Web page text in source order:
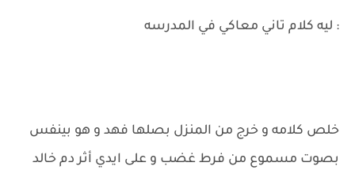
: ليه كلام تاني معاكي في المدرسه
خلص كلامه و خرج من المنزل بصلها فهد و هو بينفس
بصوت مسموع من فرط غضب و على ايدي أثر دم خالد